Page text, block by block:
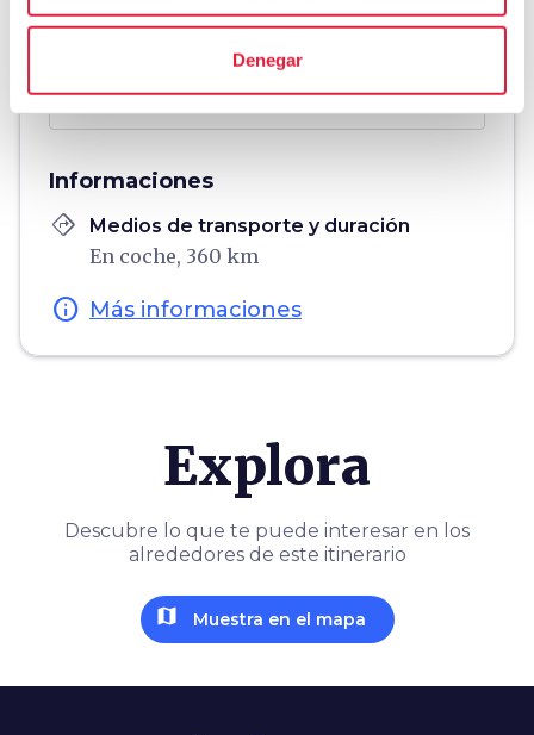
Denegar
Informaciones
directions Medios de transporte y duración
En coche, 360 km
info Más informaciones
Explora
Descubre lo que te puede interesar en los
alrededores de este itinerario
map Muestra en el mapa